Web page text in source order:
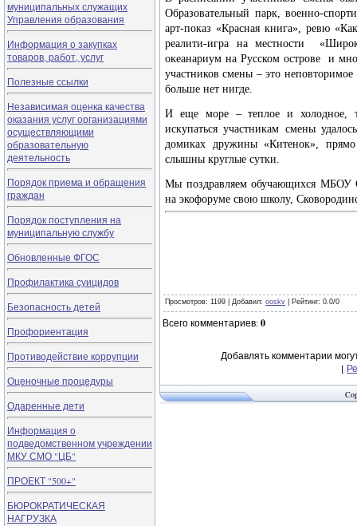
муниципальных служащих
Управления образования
Информация о закупках
товаров, работ, услуг
Полезные ссылки
Независимая оценка качества
оказания услуг организациями
осуществляющими
образовательную
деятельность
Порядок приема и обращения
граждан
Порядок поступления на
муниципальную службу
Обновленные ФГОС
Профилактика суицидов
Безопасность детей
Профориентация
Противодействие коррупции
Оценочные процедуры
Одаренные дети
Информация о
подведомственном учреждении
МКУ СМО "ЦБ"
ПРОЕКТ "500+"
БЮРОКРАТИЧЕСКАЯ
НАГРУЗКА
Образовательный парк, военно-
арт-показ «Красная книга», ревю
реалити-игра на местности
океанариум на Русском острове и
участников смены – это
больше нет нигде.
И еще море – теплое и холодное,
искупаться участникам смены
домиках дружины «Китенок»,
слышны круглые сутки.
Мы поздравляем обучающихся МБОУ
на экофоруме свою школу,
Просмотров: 1199 | Добавил: ooskv Рейтинг: 0.0/0
Всего комментариев:0
Добавлять комментарии
[